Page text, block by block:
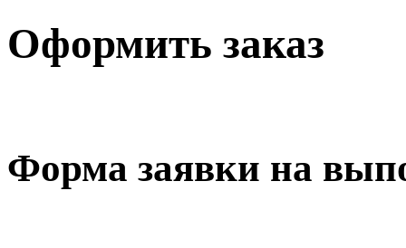
Оформить заказ
Форма заявки на